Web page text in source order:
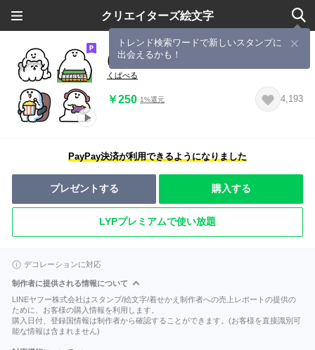
クリエイターズ絵文字
トレンド検索ワードで新しいスタンプに
出会えるかも！
にっこりマンの休日 動く絵文字
くぱべる
￥250 1%還元 4,193
PayPay決済が利用できるようになりました
プレゼントする 購入する
LYPプレミアムで使い放題
デコレーションに対応
制作者に提供される情報について
LINEヤフー株式会社はスタンプ/絵文字/着せかえ制作者への売上レポートの提供の
ために、お客様の購入情報を利用します。
購入日付、登録国情報は制作者から確認することができます。(お客様を直接識別可
能な情報は含まれません)